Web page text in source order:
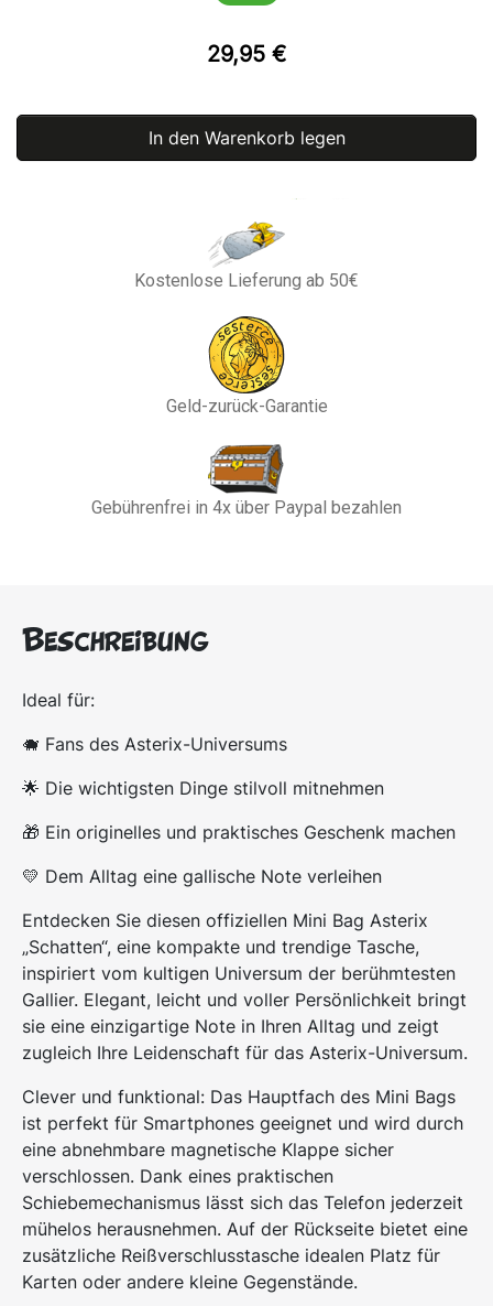
29,95 €
In den Warenkorb legen
Kostenlose Lieferung ab 50€
Geld-zurück-Garantie
Gebührenfrei in 4x über Paypal bezahlen
Beschreibung
Ideal für:
🐗 Fans des Asterix-Universums
🌟 Die wichtigsten Dinge stilvoll mitnehmen
🎁 Ein originelles und praktisches Geschenk machen
💛 Dem Alltag eine gallische Note verleihen
Entdecken Sie diesen offiziellen Mini Bag Asterix
„Schatten“, eine kompakte und trendige Tasche,
inspiriert vom kultigen Universum der berühmtesten
Gallier. Elegant, leicht und voller Persönlichkeit bringt
sie eine einzigartige Note in Ihren Alltag und zeigt
zugleich Ihre Leidenschaft für das Asterix-Universum.
Clever und funktional: Das Hauptfach des Mini Bags
ist perfekt für Smartphones geeignet und wird durch
eine abnehmbare magnetische Klappe sicher
verschlossen. Dank eines praktischen
Schiebemechanismus lässt sich das Telefon jederzeit
mühelos herausnehmen. Auf der Rückseite bietet eine
zusätzliche Reißverschlusstasche idealen Platz für
Karten oder andere kleine Gegenstände.